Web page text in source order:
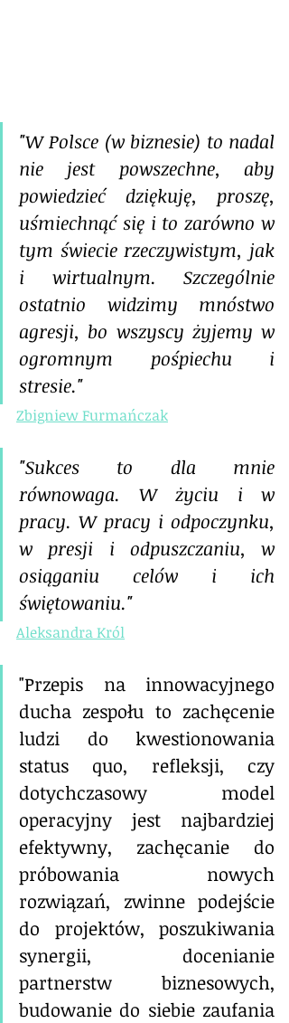
"W Polsce (w biznesie) to nadal
nie jest powszechne, aby
powiedzieć dziękuję, proszę,
uśmiechnąć się i to zarówno w
tym świecie rzeczywistym, jak
i wirtualnym. Szczególnie
ostatnio widzimy mnóstwo
agresji, bo wszyscy żyjemy w
ogromnym pośpiechu i
stresie."
Zbigniew Furmańczak
"Sukces to dla mnie
równowaga. W życiu i w
pracy. W pracy i odpoczynku,
w presji i odpuszczaniu, w
osiąganiu celów i ich
świętowaniu."
Aleksandra Król
"Przepis na innowacyjnego
ducha zespołu to zachęcenie
ludzi do kwestionowania
status quo, refleksji, czy
dotychczasowy model
operacyjny jest najbardziej
efektywny, zachęcanie do
próbowania nowych
rozwiązań, zwinne podejście
do projektów, poszukiwania
synergii, docenianie
partnerstw biznesowych,
budowanie do siebie zaufania